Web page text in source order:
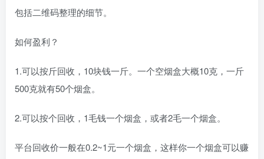
包括二维码整理的细节。
如何盈利？
1.可以按斤回收，10块钱一斤。一个空烟盒大概10克，一斤
500克就有50个烟盒。
2.可以按个回收，1毛钱一个烟盒，或者2毛一个烟盒。
平台回收价一般在0.2~1元一个烟盒，这样你一个烟盒可以赚